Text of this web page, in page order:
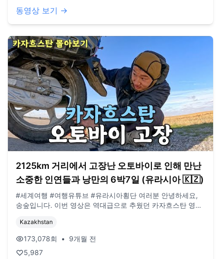
동영상 보기 →
2125km 거리에서 고장난 오토바이로 인해 만난
소중한 인연들과 낭만의 6박7일 (유라시아 🇰🇿)
#세계여행 #여행유튜브 #유라시아횡단 여러분 안녕하세요,
송숲입니다. 이번 영상은 역대급으로 추웠던 카자흐스탄 영상
루 보내시길 바랍니다. 오늘도 사랑합니다. 비즈니스 이메일:
biz@companyboat.com 개인 이메일:
dlstjr8585@naver.com 인스타그램: song_forest 카메라:
GoPro12 black, Iphone 13 드론: DJI Mini Pro3
Kazakhstan
173,078회 •
9개월 전
5,987